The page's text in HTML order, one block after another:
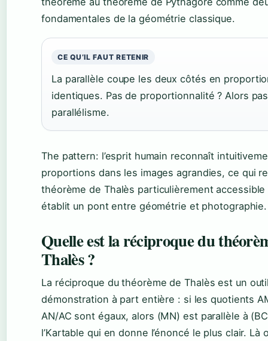
fondamentales de la géométrie classique.
CE QU’IL FAUT RETENIR
La parallèle coupe les deux côtés en
identiques. Pas de proportionnalité ? Alors
parallélisme.
The pattern: l’esprit humain reconnaît
proportions dans les images agrandies, ce qui
théorème de Thalès particulièrement accessible
établit un pont entre géométrie et photographie.
Quelle est la réciproque du
Thalès ?
La réciproque du théorème de Thalès est un
démonstration à part entière : si les quotients
AN/AC sont égaux, alors (MN) est parallèle à
l’Kartable qui en donne l’énoncé le plus clair. Là